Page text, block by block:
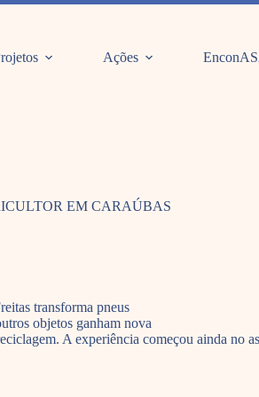
Ações
EM CARAÚBAS
transforma pneus
objetos ganham nova
A experiência começou ainda